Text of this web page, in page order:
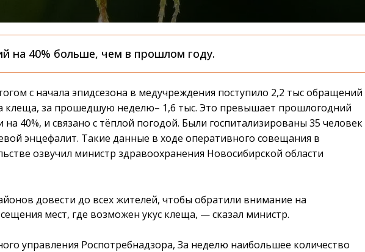
на 40% больше, чем в прошлом году.
с начала эпидсезона в медучреждения поступило 2,2 тыс обращений
клеща, за прошедшую неделю– 1,6 тыс. Это превышает прошлогодний
на 40%, и связано с тёплой погодой. Были госпитализированы 35 человек
энцефалит. Такие данные в ходе оперативного совещания в
озвучил министр здравоохранения Новосибирской области
довести до всех жителей, чтобы обратили внимание на
мест, где возможен укус клеща, —сказал министр.
управления Роспотребнадзора, За неделю наибольшее количество